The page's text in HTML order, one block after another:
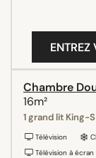
ENTREZ
Chambre
16m²
1 grand lit King-
Télévision
Télévision à écran